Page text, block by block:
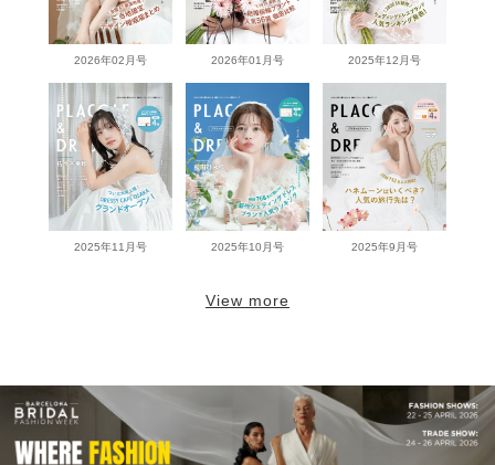
2026年02月号 2026年01月号 2025年12月号
2025年11月号 2025年10月号 2025年9月号
View more